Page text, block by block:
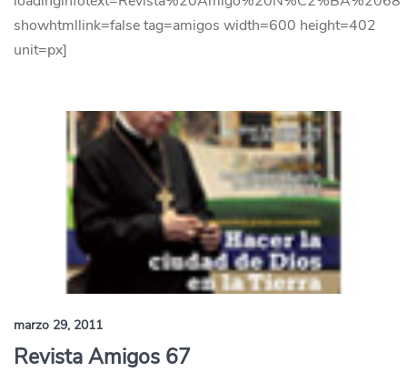
showhtmllink=false tag=amigos width=600 height=402
unit=px]
marzo 29, 2011
Revista Amigos 67